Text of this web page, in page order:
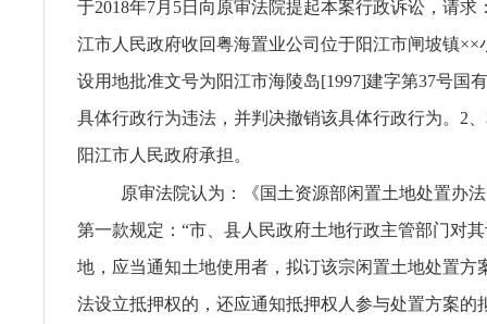
于2018年7月5日向原审法院提起本案行政诉讼，请求
江市人民政府收回粤海置业公司位于阳江市闸坡镇××
设用地批准文号为阳江市海陵岛[1997]建字第37号国
具体行政行为违法，并判决撤销该具体行政行为。2
阳江市人民政府承担。
原审法院认为：《国土资源部闲置土地处置办
第一款规定：“市、县人民政府土地行政主管部门对
地，应当通知土地使用者，拟订该宗闲置土地处置方
法设立抵押权的，还应通知抵押权人参与处置方案的